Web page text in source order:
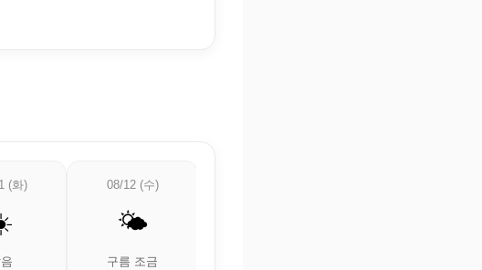
(화) 08/12 (수)
🌤️
구름 조금